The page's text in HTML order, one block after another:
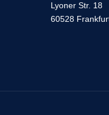
Lyoner Str. 18
60528